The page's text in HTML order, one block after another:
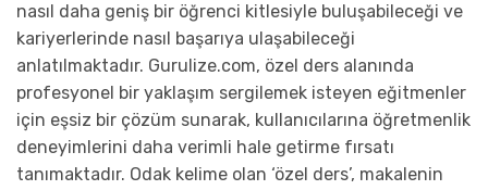
nasıl daha geniş bir öğrenci kitlesiyle buluşabileceği ve
kariyerlerinde nasıl başarıya ulaşabileceği
anlatılmaktadır. Gurulize.com, özel ders alanında
profesyonel bir yaklaşım sergilemek isteyen eğitmenler
için eşsiz bir çözüm sunarak, kullanıcılarına öğretmenlik
deneyimlerini daha verimli hale getirme fırsatı
tanımaktadır. Odak kelime olan ‘özel ders’, makalenin